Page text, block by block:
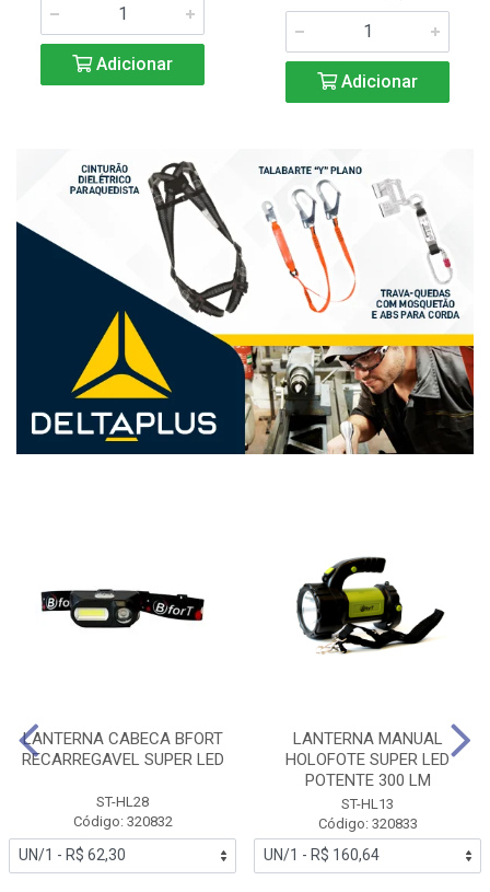
Adicionar
Adicionar
LANTERNA CABECA BFORT
RECARREGAVEL SUPER LED
ST-HL28
Código: 320832
LANTERNA MANUAL
HOLOFOTE SUPER LED
POTENTE 300 LM
ST-HL13
Código: 320833